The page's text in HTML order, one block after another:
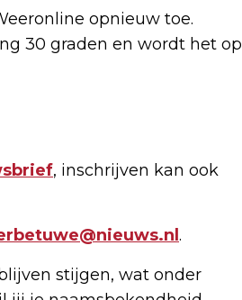
opnieuw toe.
30 graden en wordt het op
, inschrijven kan ook
.
stijgen, wat onder